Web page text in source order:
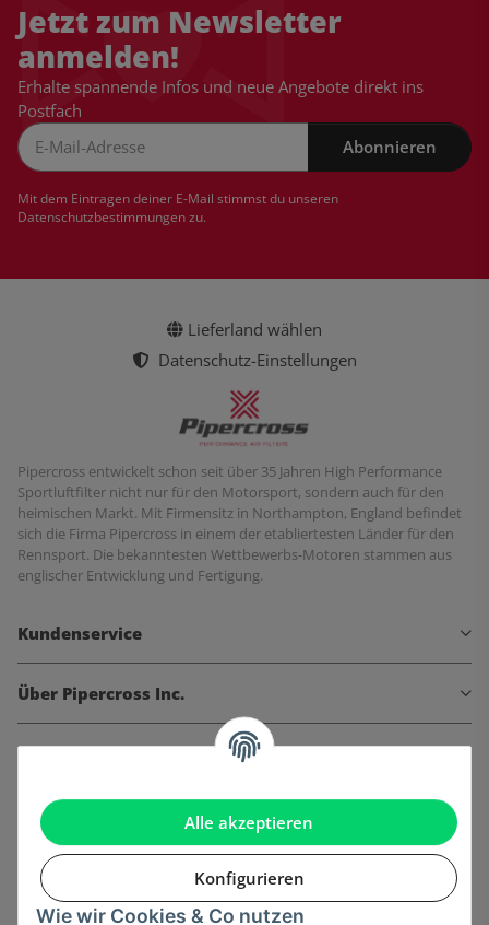
Alle akzeptieren
Konfigurieren
Wie wir Cookies & Co nutzen
Jetzt zum Newsletter
anmelden!
Erhalte spannende Infos und neue Angebote direkt ins
Postfach
Abonnieren
Mit dem Eintragen deiner E-Mail stimmst du unseren
Datenschutzbestimmungenzu.
Lieferland wählen
Datenschutz-Einstellungen
Pipercross entwickelt schon seit über 35 Jahren High Performance
Sportluftfilter nicht nur für den Motorsport, sondern auch für den
heimischen Markt. Mit Firmensitz in Northampton, England befindet
sich die Firma Pipercross in einem der etabliertesten Länder für den
Rennsport. Die bekanntesten Wettbewerbs-Motoren stammen aus
englischer Entwicklung und Fertigung.
Kundenservice
Über Pipercross Inc.
Informationen
Gesetzliche Informationen